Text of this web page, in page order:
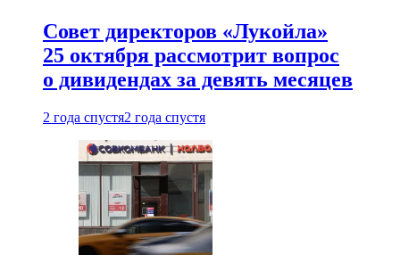
Совет директоров «Лукойла»
25 октября рассмотрит вопрос
о дивидендах за девять месяцев
2 года спустя2 года спустя